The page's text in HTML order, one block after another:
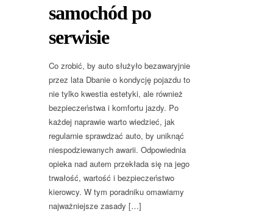
samochód po
serwisie
Co zrobić, by auto służyło bezawaryjnie
przez lata Dbanie o kondycję pojazdu to
nie tylko kwestia estetyki, ale również
bezpieczeństwa i komfortu jazdy. Po
każdej naprawie warto wiedzieć, jak
regularnie sprawdzać auto, by uniknąć
niespodziewanych awarii. Odpowiednia
opieka nad autem przekłada się na jego
trwałość, wartość i bezpieczeństwo
kierowcy. W tym poradniku omawiamy
najważniejsze zasady […]